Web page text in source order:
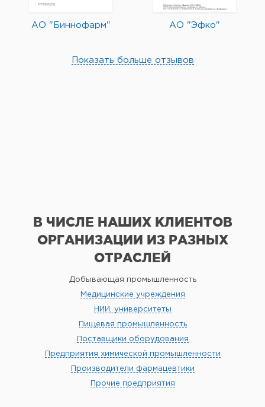
АО "Биннофарм" АО "Эфко"
Показать больше отзывов
В ЧИСЛЕ НАШИХ КЛИЕНТОВ
ОРГАНИЗАЦИИ ИЗ РАЗНЫХ
ОТРАСЛЕЙ
Добывающая промышленность
Медицинские учреждения
НИИ, университеты
Пищевая промышленность
Поставщики оборудования
Предприятия химической промышленности
Производители фармацевтики
Прочие предприятия